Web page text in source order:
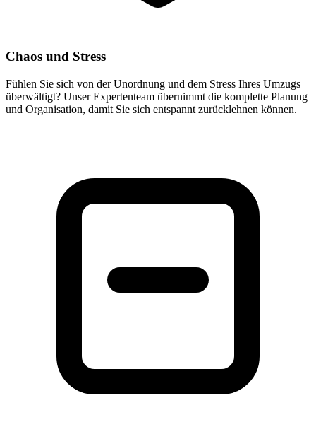
Chaos und Stress
Fühlen Sie sich von der Unordnung und dem Stress Ihres Umzugs
überwältigt? Unser Expertenteam übernimmt die komplette Planung
und Organisation, damit Sie sich entspannt zurücklehnen können.